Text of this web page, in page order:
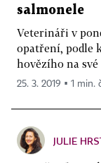
salmonele
Veterináři v
opatření, podle
hovězího na
25. 3. 2019 ▪ 1 min.
JULIE